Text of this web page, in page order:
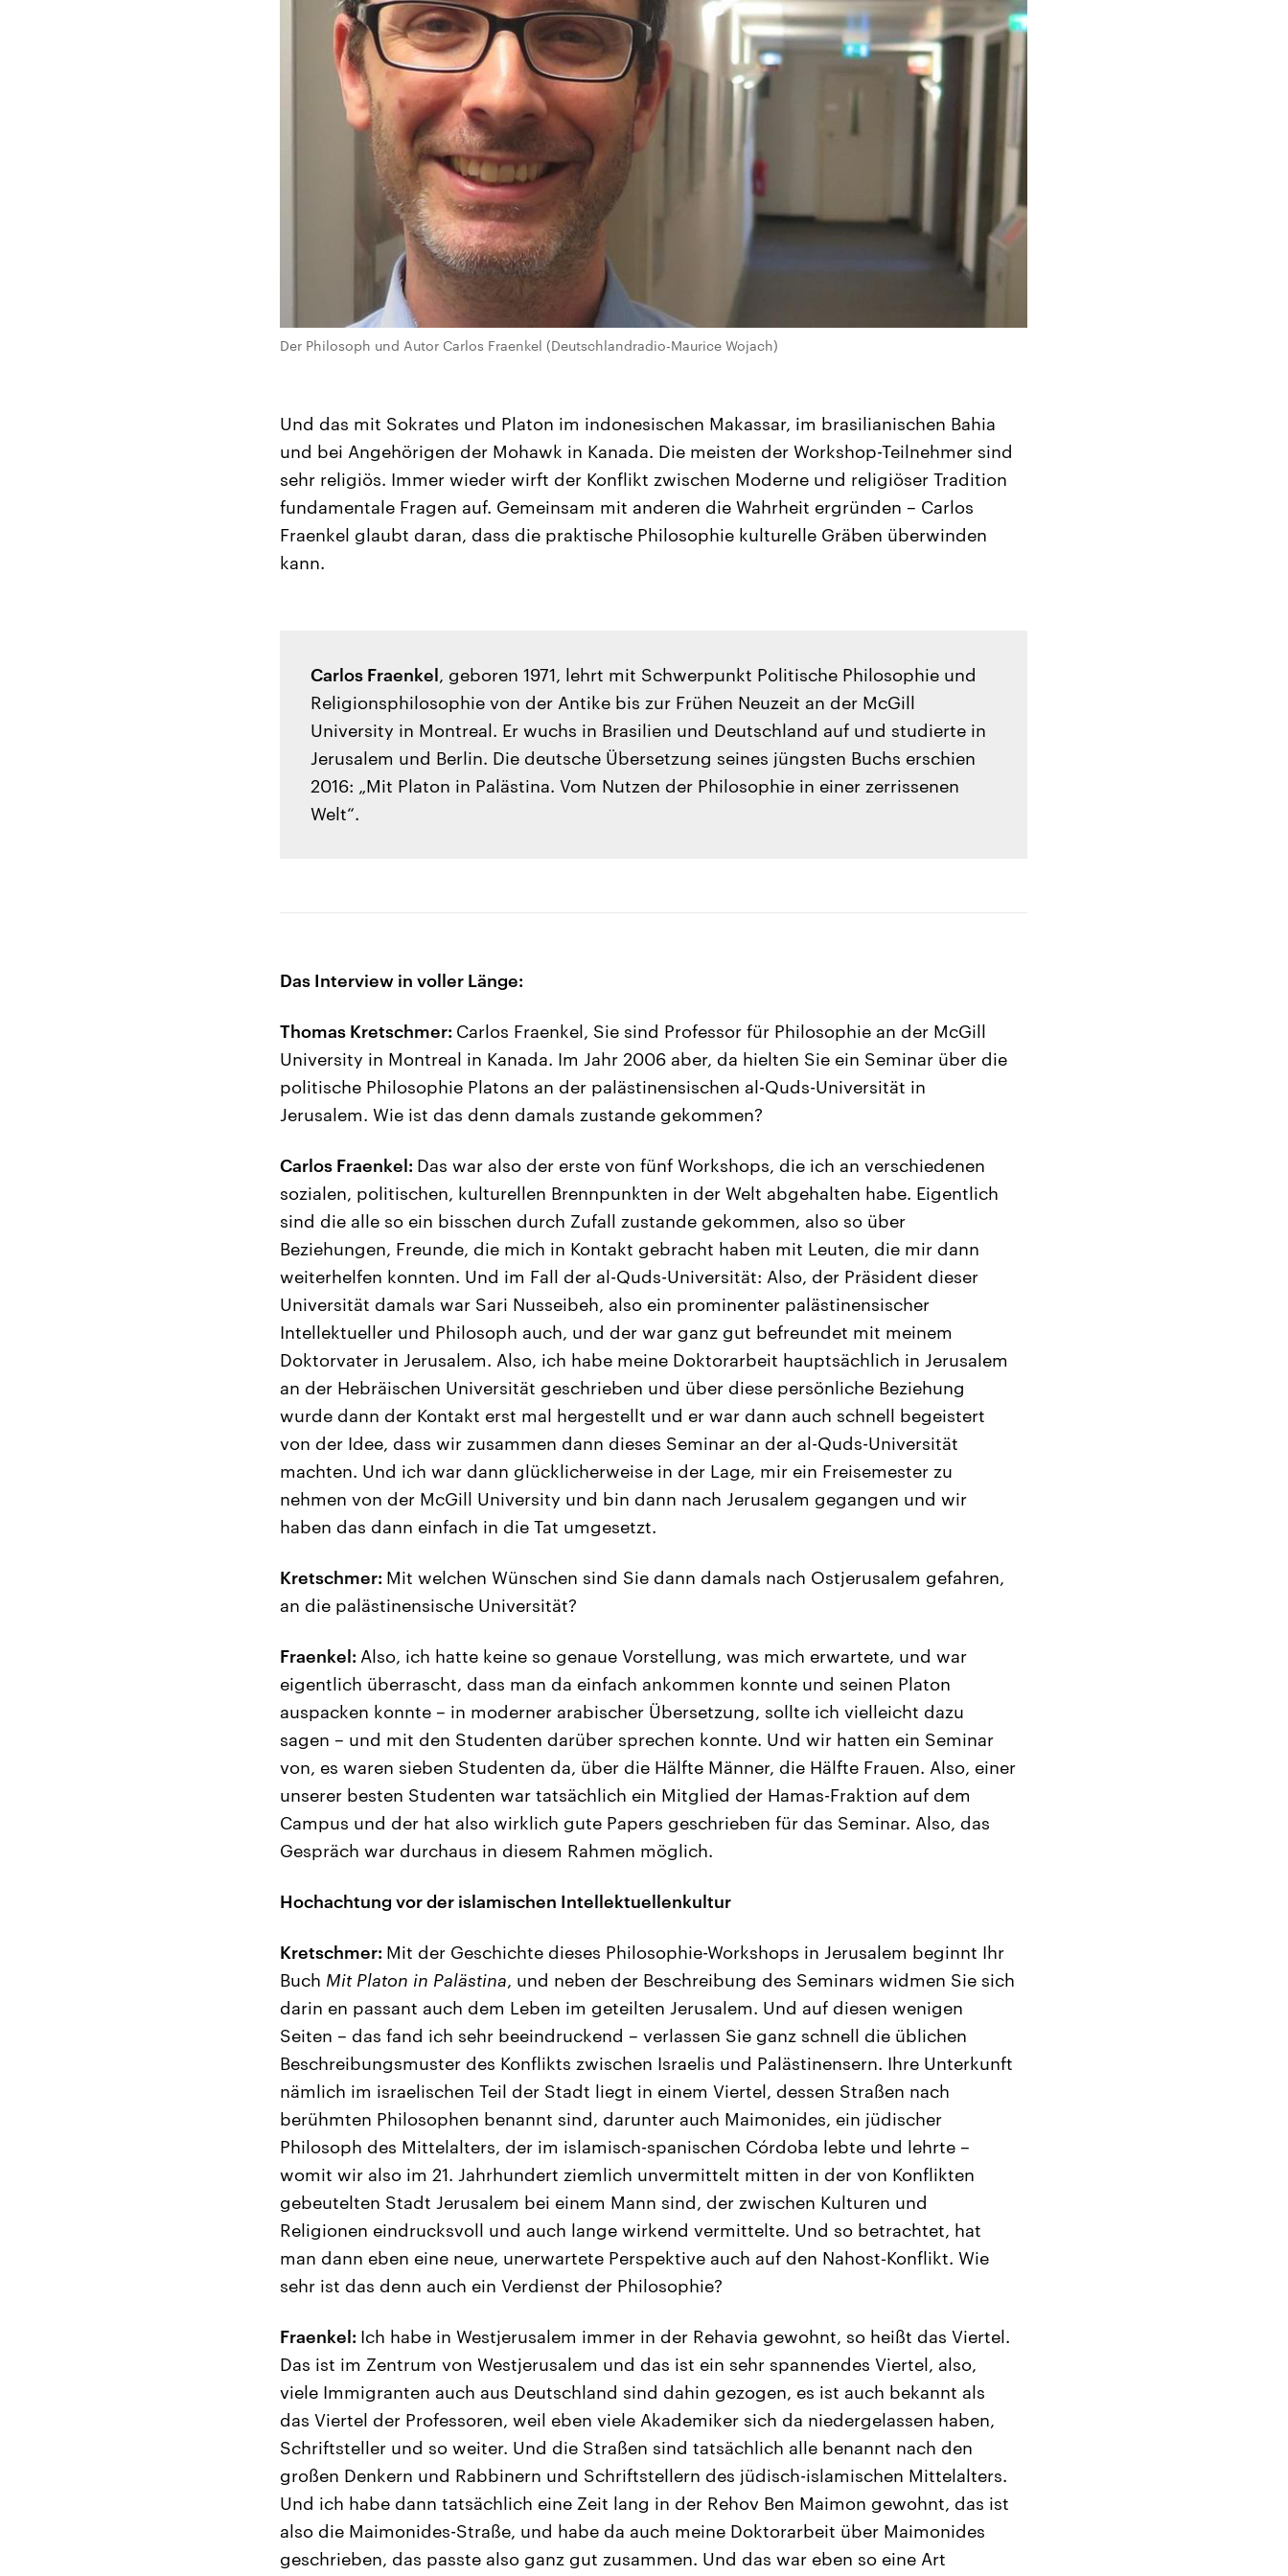
Der Philosoph und Autor Carlos Fraenkel (Deutschlandradio-Maurice Wojach)
Und das mit Sokrates und Platon im indonesischen Makassar, im brasilianischen Bahia
und bei Angehörigen der Mohawk in Kanada. Die meisten der Workshop-Teilnehmer sind
sehr religiös. Immer wieder wirft der Konflikt zwischen Moderne und religiöser Tradition
fundamentale Fragen auf. Gemeinsam mit anderen die Wahrheit ergründen – Carlos
Fraenkel glaubt daran, dass die praktische Philosophie kulturelle Gräben überwinden
kann.
Carlos Fraenkel, geboren 1971, lehrt mit Schwerpunkt Politische Philosophie und
Religionsphilosophie von der Antike bis zur Frühen Neuzeit an der McGill
University in Montreal. Er wuchs in Brasilien und Deutschland auf und studierte in
Jerusalem und Berlin. Die deutsche Übersetzung seines jüngsten Buchs erschien
2016: „Mit Platon in Palästina. Vom Nutzen der Philosophie in einer zerrissenen
Welt“.
Das Interview in voller Länge:
Thomas Kretschmer: Carlos Fraenkel, Sie sind Professor für Philosophie an der McGill
University in Montreal in Kanada. Im Jahr 2006 aber, da hielten Sie ein Seminar über die
politische Philosophie Platons an der palästinensischen al-Quds-Universität in
Jerusalem. Wie ist das denn damals zustande gekommen?
Carlos Fraenkel: Das war also der erste von fünf Workshops, die ich an verschiedenen
sozialen, politischen, kulturellen Brennpunkten in der Welt abgehalten habe. Eigentlich
sind die alle so ein bisschen durch Zufall zustande gekommen, also so über
Beziehungen, Freunde, die mich in Kontakt gebracht haben mit Leuten, die mir dann
weiterhelfen konnten. Und im Fall der al-Quds-Universität: Also, der Präsident dieser
Universität damals war Sari Nusseibeh, also ein prominenter palästinensischer
Intellektueller und Philosoph auch, und der war ganz gut befreundet mit meinem
Doktorvater in Jerusalem. Also, ich habe meine Doktorarbeit hauptsächlich in Jerusalem
an der Hebräischen Universität geschrieben und über diese persönliche Beziehung
wurde dann der Kontakt erst mal hergestellt und er war dann auch schnell begeistert
von der Idee, dass wir zusammen dann dieses Seminar an der al-Quds-Universität
machten. Und ich war dann glücklicherweise in der Lage, mir ein Freisemester zu
nehmen von der McGill University und bin dann nach Jerusalem gegangen und wir
haben das dann einfach in die Tat umgesetzt.
Kretschmer: Mit welchen Wünschen sind Sie dann damals nach Ostjerusalem gefahren,
an die palästinensische Universität?
Fraenkel: Also, ich hatte keine so genaue Vorstellung, was mich erwartete, und war
eigentlich überrascht, dass man da einfach ankommen konnte und seinen Platon
auspacken konnte – in moderner arabischer Übersetzung, sollte ich vielleicht dazu
sagen – und mit den Studenten darüber sprechen konnte. Und wir hatten ein Seminar
von, es waren sieben Studenten da, über die Hälfte Männer, die Hälfte Frauen. Also, einer
unserer besten Studenten war tatsächlich ein Mitglied der Hamas-Fraktion auf dem
Campus und der hat also wirklich gute Papers geschrieben für das Seminar. Also, das
Gespräch war durchaus in diesem Rahmen möglich.
Hochachtung vor der islamischen Intellektuellenkultur
Kretschmer: Mit der Geschichte dieses Philosophie-Workshops in Jerusalem beginnt Ihr
Buch Mit Platon in Palästina, und neben der Beschreibung des Seminars widmen Sie sich
darin en passant auch dem Leben im geteilten Jerusalem. Und auf diesen wenigen
Seiten – das fand ich sehr beeindruckend – verlassen Sie ganz schnell die üblichen
Beschreibungsmuster des Konflikts zwischen Israelis und Palästinensern. Ihre Unterkunft
nämlich im israelischen Teil der Stadt liegt in einem Viertel, dessen Straßen nach
berühmten Philosophen benannt sind, darunter auch Maimonides, ein jüdischer
Philosoph des Mittelalters, der im islamisch-spanischen Córdoba lebte und lehrte –
womit wir also im 21. Jahrhundert ziemlich unvermittelt mitten in der von Konflikten
gebeutelten Stadt Jerusalem bei einem Mann sind, der zwischen Kulturen und
Religionen eindrucksvoll und auch lange wirkend vermittelte. Und so betrachtet, hat
man dann eben eine neue, unerwartete Perspektive auch auf den Nahost‑Konflikt. Wie
sehr ist das denn auch ein Verdienst der Philosophie?
Fraenkel: Ich habe in Westjerusalem immer in der Rehavia gewohnt, so heißt das Viertel.
Das ist im Zentrum von Westjerusalem und das ist ein sehr spannendes Viertel, also,
viele Immigranten auch aus Deutschland sind dahin gezogen, es ist auch bekannt als
das Viertel der Professoren, weil eben viele Akademiker sich da niedergelassen haben,
Schriftsteller und so weiter. Und die Straßen sind tatsächlich alle benannt nach den
großen Denkern und Rabbinern und Schriftstellern des jüdisch-islamischen Mittelalters.
Und ich habe dann tatsächlich eine Zeit lang in der Rehov Ben Maimon gewohnt, das ist
also die Maimonides-Straße, und habe da auch meine Doktorarbeit über Maimonides
geschrieben, das passte also ganz gut zusammen. Und das war eben so eine Art